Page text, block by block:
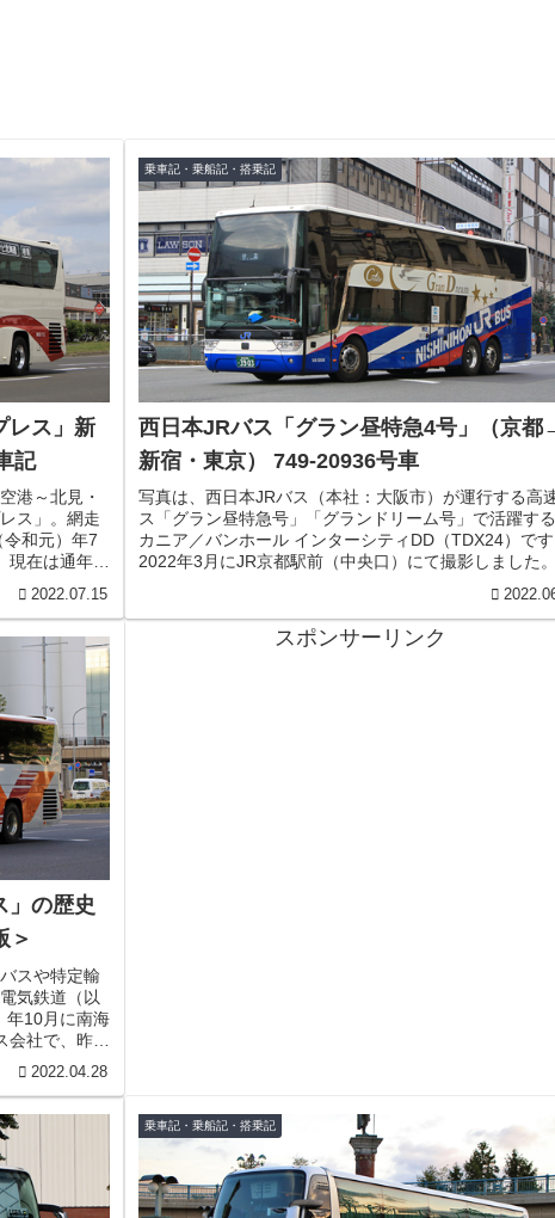
レス」新
記
港～北見・
ス」。網走
和元）年7
在は通年運
2022.07.15
乗車記・乗船記・搭乗記
西日本JRバス「グラン昼特急4号」（京都
新宿・東京） 749-20936号車
写真は、西日本JRバス（本社：大阪市）が運行する高
ス「グラン昼特急号」「グランドリーム号」で活躍す
カニア／バンホール インターシティDD（TDX24）です
2022年3月にJR京都駅前（中央口）にて撮影しました。
」の歴史
＞
スや特定輸
気鉄道（以
年10月に南海
社で、昨年
2022.04.28
スポンサーリンク
乗車記・乗船記・搭乗記